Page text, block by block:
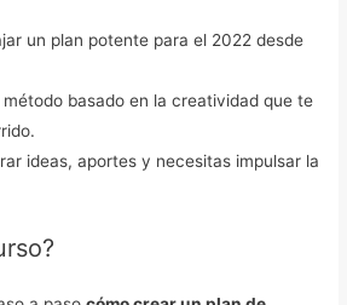
un plan potente para el 2022 desde
basado en la creatividad que te
ideas, aportes y necesitas impulsar la